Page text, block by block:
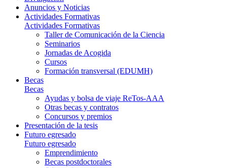
Anuncios y Noticias
Actividades Formativas
Actividades Formativas
Taller de Comunicación de la Ciencia
Seminarios
Jornadas de Acogida
Cursos
Formación transversal (EDUMH)
Becas
Becas
Ayudas y bolsa de viaje ReTos-AAA
Otras becas y contratos
Concursos y premios
Presentación de la tesis
Futuro egresado
Futuro egresado
Emprendimiento
Becas postdoctorales